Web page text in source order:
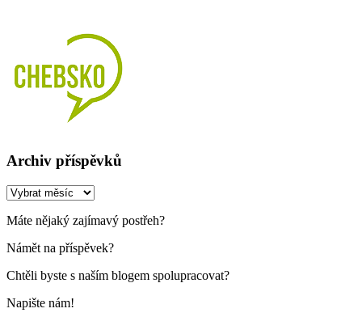
Archiv příspěvků
Archiv
Máte nějaký zajímavý postřeh?
Námět na příspěvek?
Chtěli byste s naším blogem spolupracovat?
Napište nám!